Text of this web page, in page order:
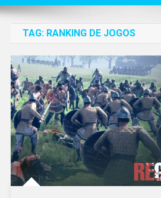
TAG: RANKING DE JOGOS